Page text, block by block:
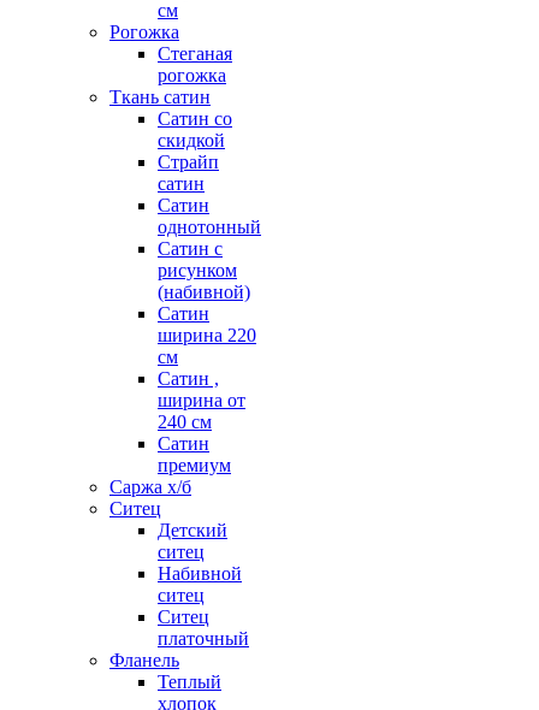
см
Рогожка
Стеганая
рогожка
Ткань сатин
Сатин со
скидкой
Страйп
сатин
Сатин
однотонный
Сатин с
рисунком
(набивной)
Сатин
ширина 220
см
Сатин ,
ширина от
240 см
Сатин
премиум
Саржа х/б
Ситец
Детский
ситец
Набивной
ситец
Ситец
платочный
Фланель
Теплый
хлопок